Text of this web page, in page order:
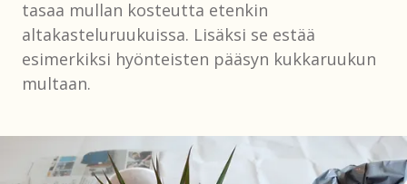
tasaa mullan kosteutta etenkin
altakasteluruukuissa. Lisäksi se estää
esimerkiksi hyönteisten pääsyn kukkaruukun
multaan.